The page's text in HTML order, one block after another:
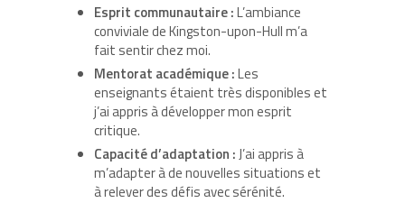
Esprit communautaire :L’ambiance
conviviale de Kingston-upon-Hull m’a
fait sentir chez moi.
Mentorat académique :Les
enseignants étaient très disponibles et
j’ai appris à développer mon esprit
critique.
Capacité d’adaptation :J’ai appris à
m’adapter à de nouvelles situations et
à relever des défis avec sérénité.